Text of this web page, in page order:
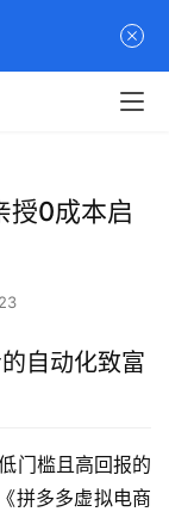
授0成本启
自动化致富
门槛且高回报的
拼多多虚拟电商